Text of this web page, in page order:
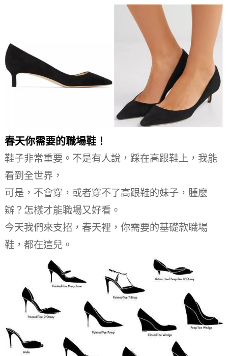
春天你需要的職場鞋！
鞋子非常重要。 不是有人說，踩在高跟鞋上，我能
看到全世界，
可是，不會穿，或者穿不了高跟鞋的妹子，腫麼
辦？ 怎樣才能職場又好看。
今天我們來支招，春天裡，你需要的基礎款職場
鞋，都在這兒。